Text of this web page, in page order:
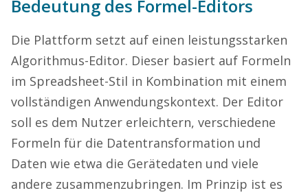
Bedeutung des Formel-Editors
Die Plattform setzt auf einen leistungsstarken
Algorithmus-Editor. Dieser basiert auf Formeln
im Spreadsheet-Stil in Kombination mit einem
vollständigen Anwendungskontext. Der Editor
soll es dem Nutzer erleichtern, verschiedene
Formeln für die Datentransformation und
Daten wie etwa die Gerätedaten und viele
andere zusammenzubringen. Im Prinzip ist es